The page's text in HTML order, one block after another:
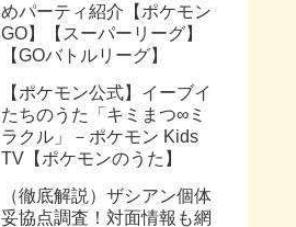
めパーティ紹介【ポケモン
GO】【スーパーリーグ】
【GOバトルリーグ】
【ポケモン公式】イーブイ
たちのうた「キミまつ∞ミ
ラクル」－ポケモン Kids
TV【ポケモンのうた】
（徹底解説）ザシアン個体
妥協点調査！対面情報も網